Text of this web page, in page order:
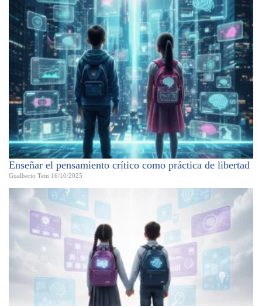
Enseñar el pensamiento crítico como práctica de libertad
Gualberto Tein 16/10/2025